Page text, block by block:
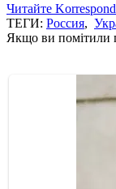
Читайте
ТЕГИ: Россия,
Якщо ви помітили